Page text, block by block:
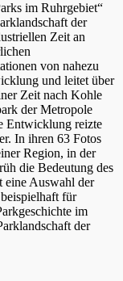
im Ruhrgebiet“
der
Zeit an
von nahezu
und leitet über
Zeit nach Kohle
der Metropole
Entwicklung reizte
In ihren 63 Fotos
Region, in der
die Bedeutung des
eine Auswahl der
beispielhaft für
im
der